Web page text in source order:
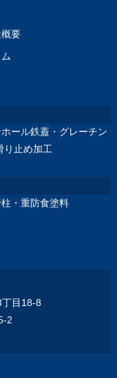
要
ール鉄蓋・グレーチン
り止め加工
・重防食塗料
目18‐8
2